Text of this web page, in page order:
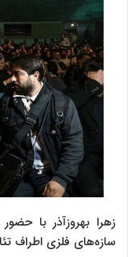
زهرا بهروزآذر با
سازه‌های فلزی اطراف